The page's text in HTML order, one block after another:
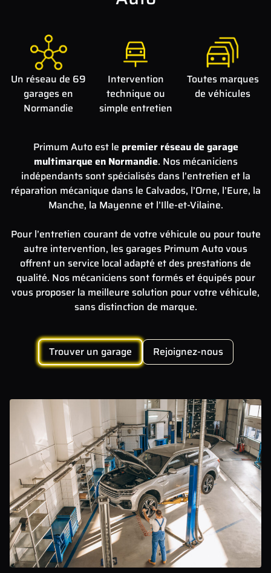
Un réseau de 69
garages en
Normandie
Intervention
technique ou
simple entretien
Toutes marques
de véhicules
Primum Auto est le premier réseau de garage
multimarque en Normandie. Nos mécaniciens
indépendants sont spécialisés dans l’entretien et la
réparation mécanique dans le Calvados, l’Orne, l’Eure, la
Manche, la Mayenne et l’Ille-et-Vilaine.
Pour l’entretien courant de votre véhicule ou pour toute
autre intervention, les garages Primum Auto vous
offrent un service local adapté et des prestations de
qualité. Nos mécaniciens sont formés et équipés pour
vous proposer la meilleure solution pour votre véhicule,
sans distinction de marque.
Trouver un garage Rejoignez-nous